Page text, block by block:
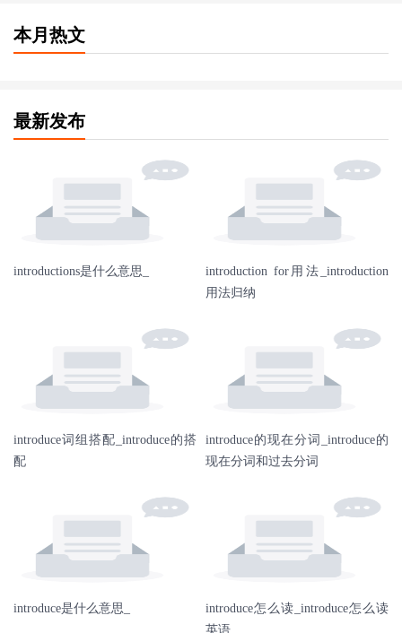
本月热文
最新发布
introductions是什么意思_
introduction for用法_introduction
用法归纳
introduce词组搭配_introduce的搭
配
introduce的现在分词_introduce的
现在分词和过去分词
introduce是什么意思_
introduce怎么读_introduce怎么读
英语